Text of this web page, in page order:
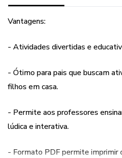
Vantagens:
- Atividades divertidas e
- Ótimo para pais que buscam
filhos em casa.
- Permite aos professores
lúdica e interativa.
- Formato PDF permite imprimir